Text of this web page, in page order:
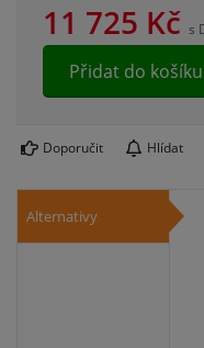
11 725 Kč s
Přidat do košíku
Doporučit Hlídat
Alternativy